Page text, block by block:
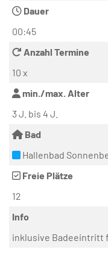
Dauer
00:45
Anzahl Termine
10 x
min./max. Alter
3 J. bis 4 J.
Bad
Hallenbad
Freie Plätze
12
Info
inklusive Badeeintritt